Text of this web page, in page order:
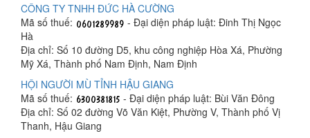
CÔNG TY TNHH ĐỨC HÀ CƯỜNG
Mã số thuế:
- Đại diện pháp luật: Đinh Thị Ngọc
Hà
Địa chỉ: Số 10 đường D5, khu công nghiệp Hòa Xá, Phường
Mỹ Xá, Thành phố Nam Định, Nam Định
HỘI NGƯỜI MÙ TỈNH HẬU GIANG
Mã số thuế:
- Đại diện pháp luật: Bùi Văn Đông
Địa chỉ: Số 02 đường Võ Văn Kiệt, Phường V, Thành phố Vị
Thanh, Hậu Giang